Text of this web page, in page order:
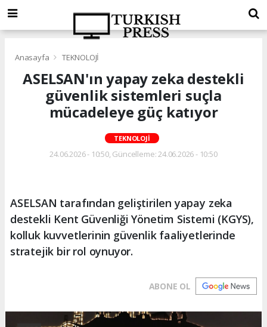
Anasayfa TEKNOLOJİ
ASELSAN'ın yapay zeka destekli
güvenlik sistemleri suçla
mücadeleye güç katıyor
TEKNOLOJİ
24.06.2026 - 10:50, Güncelleme: 24.06.2026 - 10:50
ASELSAN tarafından geliştirilen yapay zeka
destekli Kent Güvenliği Yönetim Sistemi (KGYS),
kolluk kuvvetlerinin güvenlik faaliyetlerinde
stratejik bir rol oynuyor.
ABONE OL